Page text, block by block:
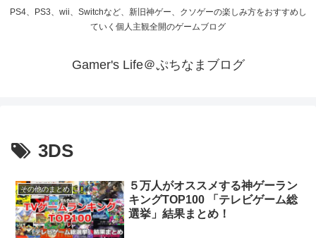
PS4、PS3、wii、Switchなど、新旧神ゲー、クソゲーの楽しみ方をおすすめし
ていく個人主観全開のゲームブログ
Gamer's Life＠ぷちなまブログ
3DS
その他のまとめ
５万人がオススメする神ゲーラン
キングTOP100 「テレビゲーム総
選挙」結果まとめ！